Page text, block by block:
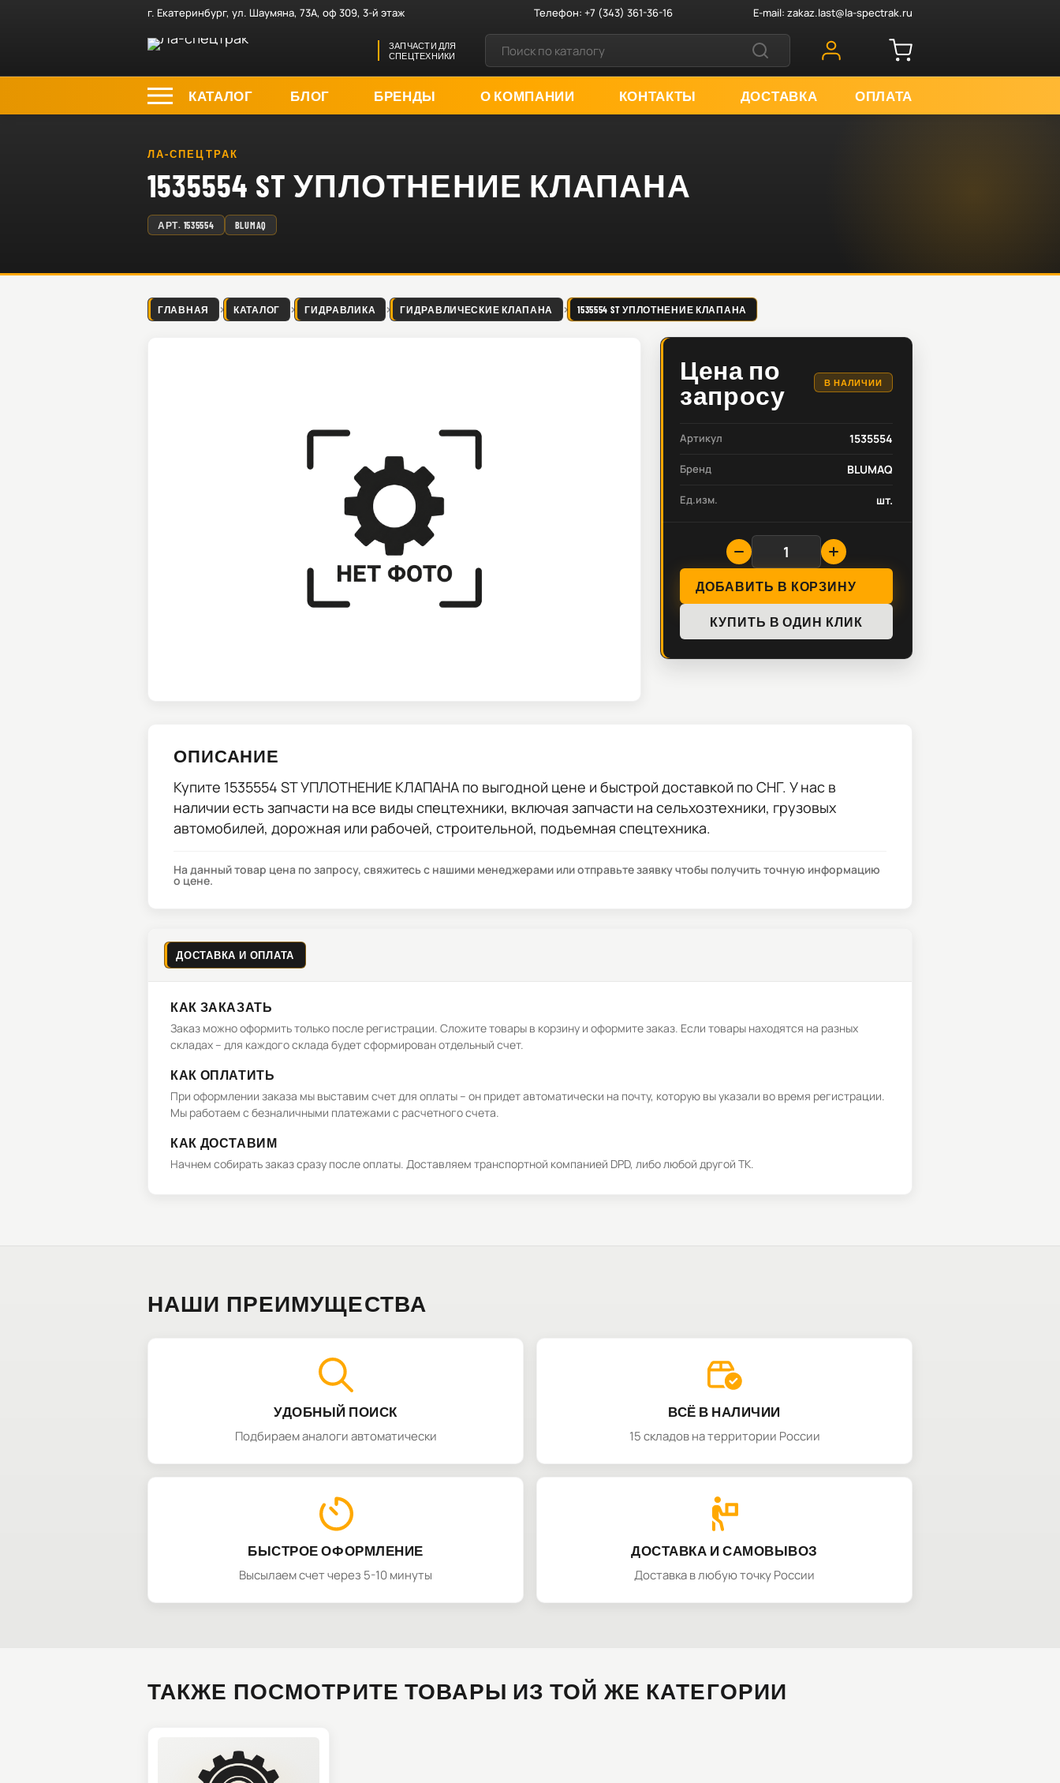
г. Екатеринбург, ул. Шаумяна, 73А, оф 309, 3-й этаж Телефон:+7 (343) 361-36-16 E-mail: zakaz.last@la-spectrak.ru
ЗАПЧАСТИ ДЛЯ
СПЕЦТЕХНИКИ
КАТАЛОГ БЛОГ БРЕНДЫ О КОМПАНИИ КОНТАКТЫ ДОСТАВКА ОПЛАТА
ЛА-СПЕЦТРАК
1535554 ST УПЛОТНЕНИЕ КЛАПАНА
АРТ. 1535554 BLUMAQ
ГЛАВНАЯ КАТАЛОГ ГИДРАВЛИКА ГИДРАВЛИЧЕСКИЕ КЛАПАНА 1535554 ST УПЛОТНЕНИЕ КЛАПАНА
Цена по
запросу
В НАЛИЧИИ
Артикул 1535554
Бренд BLUMAQ
Ед.изм. шт.
ДОБАВИТЬ В КОРЗИНУ
КУПИТЬ В ОДИН КЛИК
ОПИСАНИЕ
Купите 1535554 ST УПЛОТНЕНИЕ КЛАПАНА по выгодной цене и быстрой доставкой по СНГ. У нас в
наличии есть запчасти на все виды спецтехники, включая запчасти на сельхозтехники, грузовых
автомобилей, дорожная или рабочей, строительной, подъемная спецтехника.
На данный товар цена по запросу, свяжитесь с нашими менеджерами или отправьте заявку чтобы получить точную информацию
о цене.
ДОСТАВКА И ОПЛАТА
КАК ЗАКАЗАТЬ
Заказ можно оформить только после регистрации. Сложите товары в корзину и оформите заказ. Если товары находятся на разных
складах – для каждого склада будет сформирован отдельный счет.
КАК ОПЛАТИТЬ
При оформлении заказа мы выставим счет для оплаты – он придет автоматически на почту, которую вы указали во время регистрации.
Мы работаем с безналичными платежами с расчетного счета.
КАК ДОСТАВИМ
Начнем собирать заказ сразу после оплаты. Доставляем транспортной компанией DPD, либо любой другой ТК.
НАШИ ПРЕИМУЩЕСТВА
УДОБНЫЙ ПОИСК
Подбираем аналоги автоматически
ВСЁ В НАЛИЧИИ
15 складов на территории России
БЫСТРОЕ ОФОРМЛЕНИЕ
Высылаем счет через 5-10 минуты
ДОСТАВКА И САМОВЫВОЗ
Доставка в любую точку России
ТАКЖЕ ПОСМОТРИТЕ ТОВАРЫ ИЗ ТОЙ ЖЕ КАТЕГОРИИ